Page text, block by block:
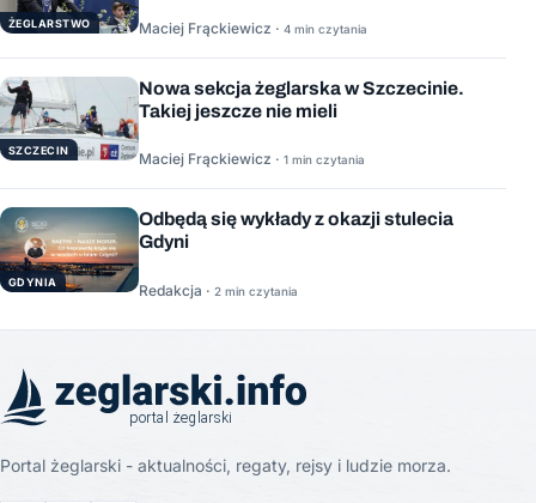
ŻEGLARSTWO Maciej Frąckiewicz · 4 min czytania
SZCZECIN
Nowa sekcja żeglarska w Szczecinie.
Takiej jeszcze nie mieli
Maciej Frąckiewicz · 1 min czytania
GDYNIA
Odbędą się wykłady z okazji stulecia
Gdyni
Redakcja · 2 min czytania
Portal żeglarski - aktualności, regaty, rejsy i ludzie morza.